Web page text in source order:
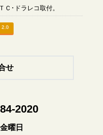
･ドラレコ取付。
2.0
せ
2020
曜日